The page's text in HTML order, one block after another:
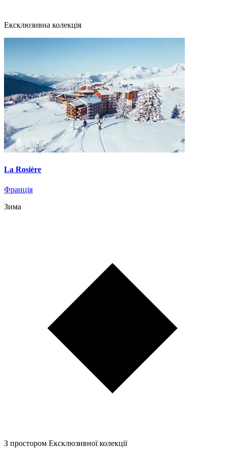
Ексклюзивна колекція
La Rosière
Франція
Зима
З простором Ексклюзивної колекції